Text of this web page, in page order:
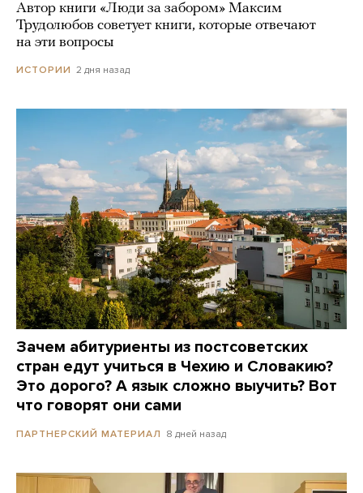
Автор книги «Люди за забором» Максим
Трудолюбов советует книги, которые отвечают
на эти вопросы
ИСТОРИИ 2 дня назад
Зачем абитуриенты из постсоветских
стран едут учиться в Чехию и Словакию?
Это дорого? А язык сложно выучить? Вот
что говорят они сами
ПАРТНЕРСКИЙ МАТЕРИАЛ 8 дней назад